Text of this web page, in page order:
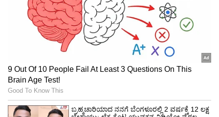
ಮಾತನಾಡಿದರು. ಸಮಾನಾಂತರ ಜಲಾಶಯ ನಿರ್ಮಾಣದಿಂದ
ತುಂಗಭದ್ರಾ ಜಲಾಶಯದ ಅಚ್ಚುಕಟ್ಟು ಪ್ರದೇಶದ
ಕೊನೆಯಭಾಗದ ರೈತರಿಗೆ ಸಮರ್ಪಕ ನೀರು ದೊರೆಯುತ್ತದೆ.
ಮುಂದಿನ ವರ್ಷಾಂತ್ಯಕ್ಕೆ 110 ಹಳ್ಳಿಗಳಿಗೆ ಕುಡಿವ ನೀರು:
ಸಿಎಂ ಬೊಮ್ಮಾಯಿ